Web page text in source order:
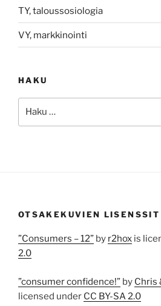
TY, taloussosiologia
VY, markkinointi
HAKU
OTSAKEKUVIEN LISENSSIT
”Consumers – 12” by r2hox is
2.0
”consumer confidence!” by Chris
licensed under CC BY-SA 2.0